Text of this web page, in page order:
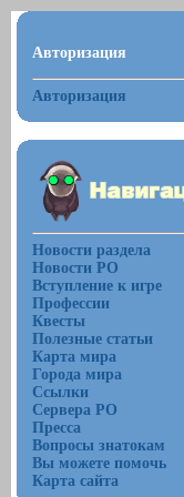
Авторизация
Авторизация
Новости раздела
Новости РО
Вступление к игре
Профессии
Квесты
Полезные статьи
Карта мира
Города мира
Ссылки
Сервера РО
Пресса
Вопросы знатокам
Вы можете помочь
Карта сайта